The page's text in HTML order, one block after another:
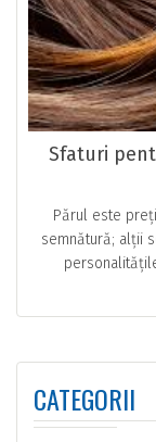
Sfaturi
Părul este
semnătură; alții
CATEGORII